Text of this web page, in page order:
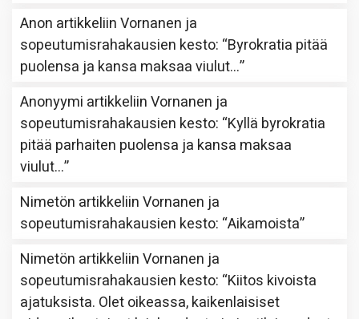
Anon artikkeliinVornanen ja
sopeutumisrahakausien kesto: “Byrokratia pitää
puolensa ja kansa maksaa viulut…”
Anonyymi artikkeliinVornanen ja
sopeutumisrahakausien kesto: “Kyllä byrokratia
pitää parhaiten puolensa ja kansa maksaa
viulut…”
Nimetön artikkeliinVornanen ja
sopeutumisrahakausien kesto: “Aikamoista”
Nimetön artikkeliinVornanen ja
sopeutumisrahakausien kesto: “Kiitos kivoista
ajatuksista. Olet oikeassa, kaikenlaisiset